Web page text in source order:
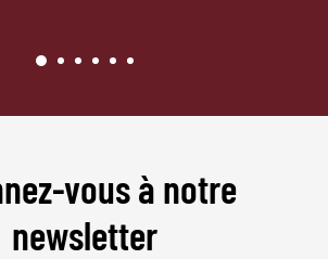
vous à notre
newsletter